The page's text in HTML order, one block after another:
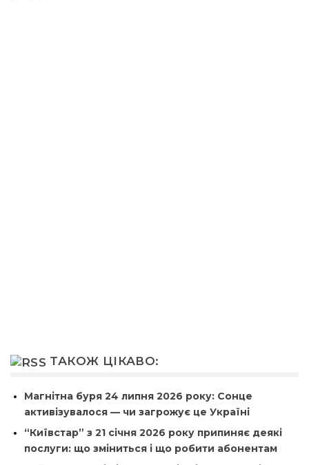
ТАКОЖ ЦІКАВО:
Магнітна буря 24 липня 2026 року: Сонце
активізувалося — чи загрожує це Україні
“Київстар” з 21 січня 2026 року припиняє деякі
послуги: що зміниться і що робити абонентам